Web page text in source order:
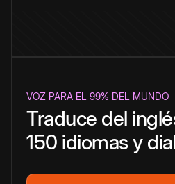
VOZ PARA EL 99% DEL MUNDO
Traduce del
150 idiomas y